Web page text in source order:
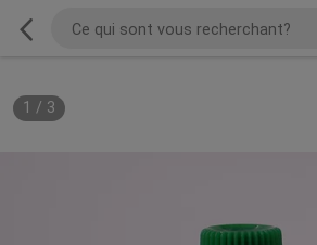
1 / 3